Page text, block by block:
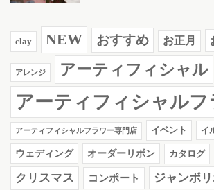
clay NEW おすすめ お正月
アレンジ アーティフィシャル
アーティフィシャルフ
アーティフィシャルフラワー専門店 イベント イ
ウェディング オーダーリボン カタログ
クリスマス コンポート ジャンボ